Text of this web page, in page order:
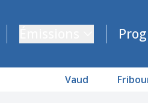
Fribourg
Vaud